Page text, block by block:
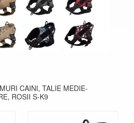
CAINI, TALIE MEDIE-
ROSII S-K9